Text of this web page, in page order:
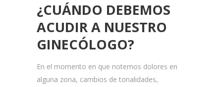
¿CUÁNDO DEBEMOS
ACUDIR A NUESTRO
GINECÓLOGO?
En el momento en que notemos dolores en
alguna zona, cambios de tonalidades,